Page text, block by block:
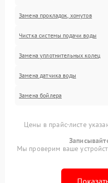
Замена прокладок, хомутов
Чистка системы подачи воды
Замена уплотнительных колец
Замена датчика воды
Замена бойлера
Цены в прайс-листе
Мы проверим ваше